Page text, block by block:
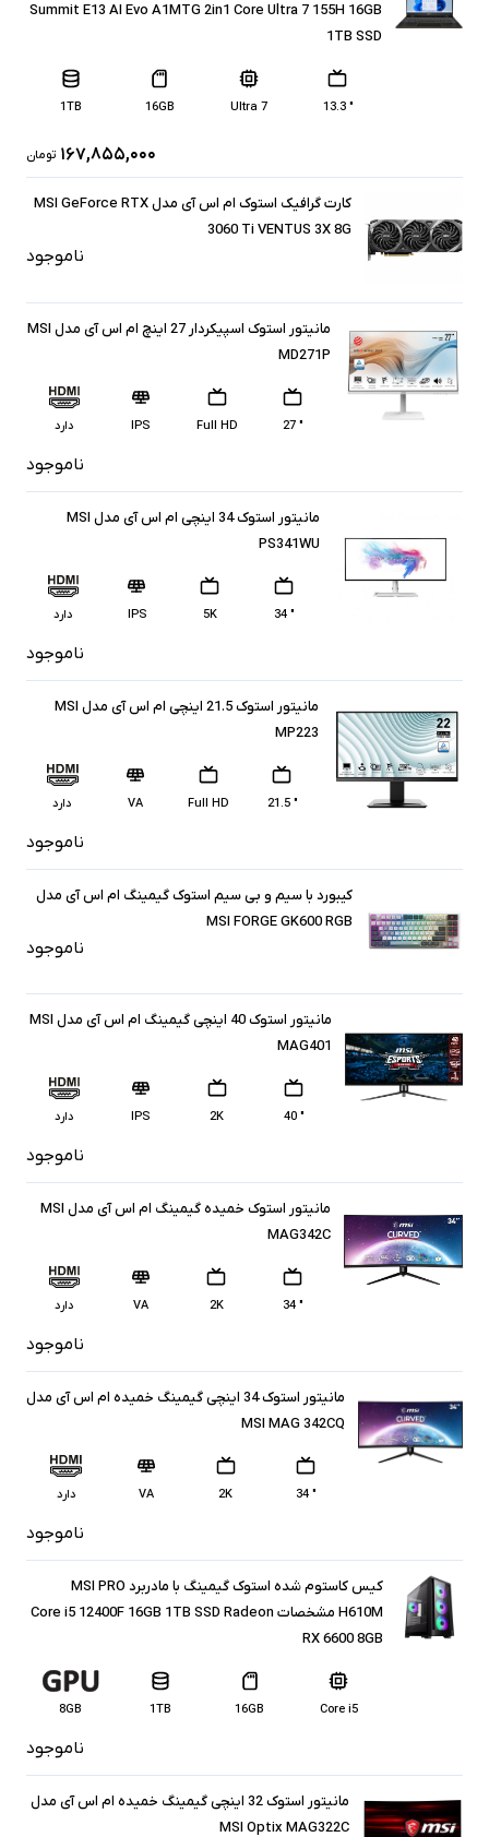
Summit E13 AI Evo A1MTG 2in1 Core Ultra 7 155H 16GB
1TB SSD
" 13.3
Ultra 7
16GB
1TB
۱۶۷,۸۵۵,۰۰۰ تومان
کارت گرافیک استوک ام اس آی مدل MSI GeForce RTX
3060 Ti VENTUS 3X 8G
ناموجود
مانیتور استوک اسپیکردار 27 اینچ ام اس آی مدل MSI
MD271P
" 27
Full HD
IPS دارد
ناموجود
مانیتور استوک 34 اینچی ام اس آی مدل MSI
PS341WU
" 34
5K
IPS دارد
ناموجود
مانیتور استوک 21.5 اینچی ام اس آی مدل MSI
MP223
" 21.5
Full HD
VA دارد
ناموجود
کیبورد با سیم و بی سیم استوک گیمینگ ام اس آی مدل
MSI FORGE GK600 RGB
ناموجود
مانیتور استوک 40 اینچی گیمینگ ام اس آی مدل MSI
MAG401
" 40
2K
IPS دارد
ناموجود
مانیتور استوک خمیده گیمینگ ام اس آی مدل MSI
MAG342C
" 34
2K
VA دارد
ناموجود
مانیتور استوک 34 اینچی گیمینگ خمیده ام اس آی مدل
MSI MAG 342CQ
" 34
2K
VA دارد
ناموجود
کیس کاستوم شده استوک گیمینگ با مادربرد MSI PRO
H610M مشخصات Core i5 12400F 16GB 1TB SSD Radeon
RX 6600 8GB
Core i5
16GB
1TB
8GB
ناموجود
مانیتور استوک 32 اینچی گیمینگ خمیده ام‌ اس‌ آی مدل
MSI Optix MAG322C